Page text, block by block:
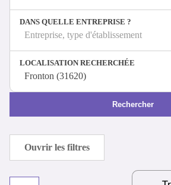
Se connecter
Espace candidat
Espace recruteur
DANS QUELLE ENTREPRISE ?
Entreprise, type d'établissement
LOCALISATION RECHERCHÉE
Fronton (31620)
Rechercher
Ouvrir les filtres